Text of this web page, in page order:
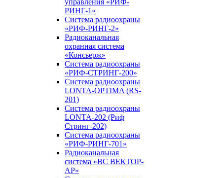
управления «РИФ-
РИНГ-1»
Система радиоохраны
«РИФ-РИНГ-2»
Радиоканальная
охранная система
«Консьерж»
Система радиоохраны
«РИФ-СТРИНГ-200»
Система радиоохраны
LONTA-OPTIMA (RS-
201)
Система радиоохраны
LONTA-202 (Риф
Стринг-202)
Система радиоохраны
«РИФ-РИНГ-701»
Радиоканальная
система «ВС ВЕКТОР-
АР»